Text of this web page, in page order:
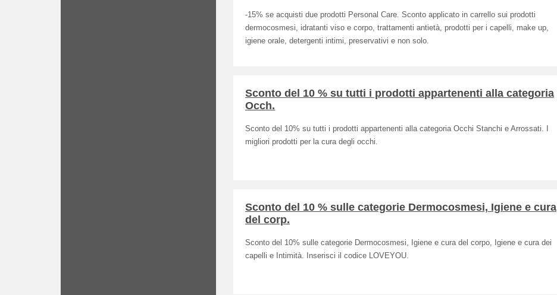
-15% se acquisti due prodotti Personal Care. Sconto applicato in carrello sui prodotti
dermocosmesi, idratanti viso e corpo, trattamenti antietà, prodotti per i capelli, make up,
igiene orale, detergenti intimi, preservativi e non solo.
Sconto del 10 % su tutti i prodotti appartenenti alla categoria
Occh.
Sconto del 10% su tutti i prodotti appartenenti alla categoria Occhi Stanchi e Arrossati. I
migliori prodotti per la cura degli occhi.
Sconto del 10 % sulle categorie Dermocosmesi, Igiene e cura
del corp.
Sconto del 10% sulle categorie Dermocosmesi, Igiene e cura del corpo, Igiene e cura dei
capelli e Intimità. Inserisci il codice LOVEYOU.